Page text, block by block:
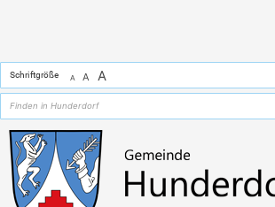
Schriftgröße A A A